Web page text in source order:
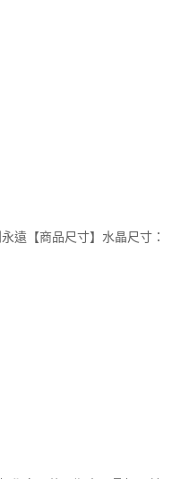
遠【商品尺寸】水晶尺寸：